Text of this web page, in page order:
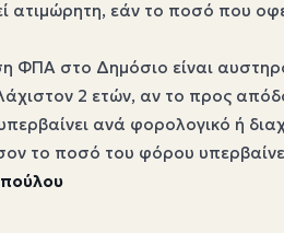
ατιμώρητη, εάν το ποσό που
ΦΠΑ στο Δημόσιο είναι
2 ετών, αν το προς
ανά φορολογικό ή
το ποσό του φόρου